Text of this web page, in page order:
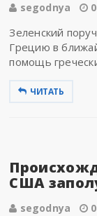
segodnya
Зеленский
Грецию в
помощь
ЧИТАТЬ
США
segodnya